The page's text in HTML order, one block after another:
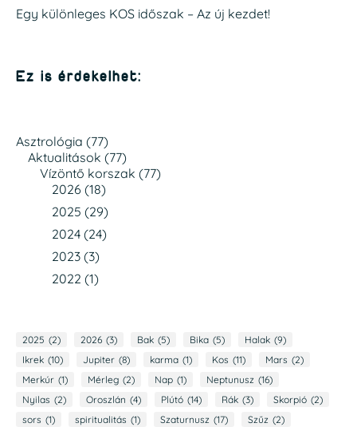
Egy különleges KOS időszak – Az új kezdet!
Ez is érdekelhet:
Asztrológia (77)
Aktualitások (77)
Vízöntő korszak (77)
2026 (18)
2025 (29)
2024 (24)
2023 (3)
2022 (1)
2025 (2) 2026 (3) Bak (5) Bika (5) Halak (9)
Ikrek (10) Jupiter (8) karma (1) Kos (11) Mars (2)
Merkúr (1) Mérleg (2) Nap (1) Neptunusz (16)
Nyilas (2) Oroszlán (4) Plútó (14) Rák (3) Skorpió (2)
sors (1) spiritualitás (1) Szaturnusz (17) Szűz (2)